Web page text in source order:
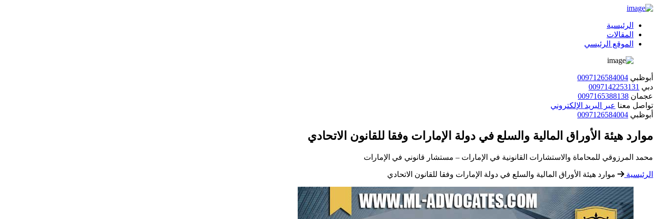
الرئيسية
المقالات
الموقع الرئيسي
أبوظبي 0097126584004
دبي 0097142253131
عجمان 0097165388138
تواصل معنا عبر البريد الإلكتروني
أبوظبي 0097126584004
موارد هيئة الأوراق المالية والسلع في دولة الإمارات وفقا للقانون الاتحادي
محمد المرزوقي للمحاماة والاستشارات القانونية في الإمارات – مستشار قانوني في الإمارات
الرئيسية موارد هيئة الأوراق المالية والسلع في دولة الإمارات وفقا للقانون الاتحادي